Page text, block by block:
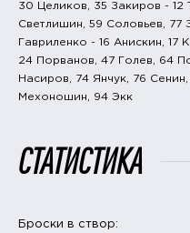
30 Целиков, 35 Закиров - 12
Светлишин, 59 Соловьев, 77
Гавриленко - 16 Анискин, 17
24 Порванов, 47 Голев, 64
Насиров, 74 Янчук, 76
Мехоношин, 94 Экк
СТАТИСТИКА
Броски в створ: